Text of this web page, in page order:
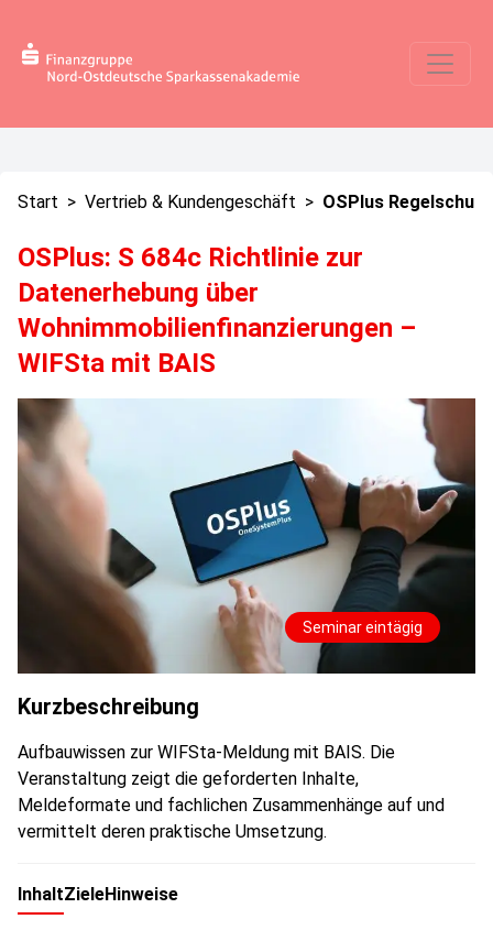
Start > Vertrieb & Kundengeschäft > OSPlus
OSPlus: S 684c Richtlinie zur
Datenerhebung über
Wohnimmobilienfinanzierungen –
WIFSta mit BAIS
Seminar eintägig
Kurzbeschreibung
Aufbauwissen zur WIFSta-Meldung mit BAIS. Die
Veranstaltung zeigt die geforderten Inhalte,
Meldeformate und fachlichen Zusammenhänge auf und
vermittelt deren praktische Umsetzung.
InhaltZieleHinweise